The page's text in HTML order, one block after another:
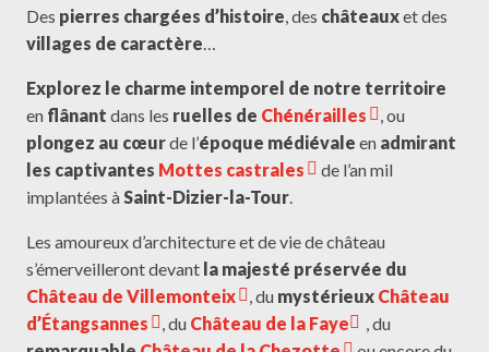
3 Zoom sur le savoir-faire de la tapisserie
5 Arpentez nos sentiers
6 L'aventure au long cours
7 Nos PR® pour quelques heures d'évasion
8 Randonnées avec les enfants
Des pierres chargées d’histoire, des châteauxet des
villages de caractère…
Explorez le charme intemporel de notre territoire
en flânant dans les ruelles de Chénérailles
, ou
plongez au cœurde l’époque médiévale en admirant
les captivantes Mottes castrales
de l’an mil
implantées àSaint-Dizier-la-Tour.
Les amoureux d’architecture et de vie de château
s’émerveilleront devant la majesté préservée du
Château de Villemonteix
, du mystérieux Château
d’Étangsannes
, du Château de la Faye
, du